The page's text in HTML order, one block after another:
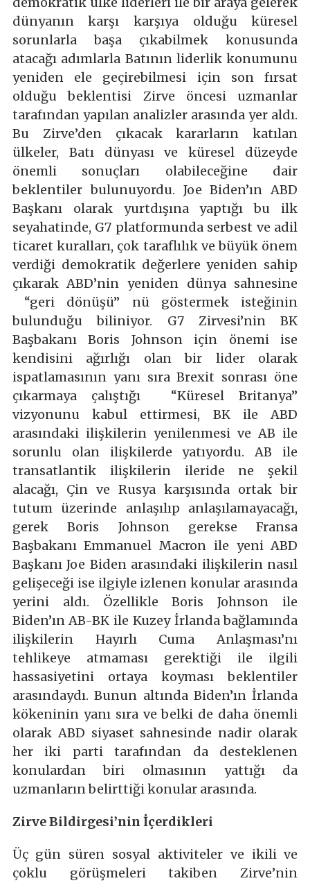
dünyanın karşı karşıya olduğu küresel
sorunlarla başa çıkabilmek konusunda
atacağı adımlarla Batının liderlik konumunu
yeniden ele geçirebilmesi için son fırsat
olduğu beklentisi Zirve öncesi uzmanlar
tarafından yapılan analizler arasında yer aldı.
Bu Zirve’den çıkacak kararların katılan
ülkeler, Batı dünyası ve küresel düzeyde
önemli sonuçları olabileceğine dair
beklentiler bulunuyordu. Joe Biden’ın ABD
Başkanı olarak yurtdışına yaptığı bu ilk
seyahatinde, G7 platformunda serbest ve adil
ticaret kuralları, çok taraflılık ve büyük önem
verdiği demokratik değerlere yeniden sahip
çıkarak ABD’nin yeniden dünya sahnesine
“geri dönüşü” nü göstermek isteğinin
bulunduğu biliniyor. G7 Zirvesi’nin BK
Başbakanı Boris Johnson için önemi ise
kendisini ağırlığı olan bir lider olarak
ispatlamasının yanı sıra Brexit sonrası öne
çıkarmaya çalıştığı “Küresel Britanya”
vizyonunu kabul ettirmesi, BK ile ABD
arasındaki ilişkilerin yenilenmesi ve AB ile
sorunlu olan ilişkilerde yatıyordu. AB ile
transatlantik ilişkilerin ileride ne şekil
alacağı, Çin ve Rusya karşısında ortak bir
tutum üzerinde anlaşılıp anlaşılamayacağı,
gerek Boris Johnson gerekse Fransa
Başbakanı Emmanuel Macron ile yeni ABD
Başkanı Joe Biden arasındaki ilişkilerin nasıl
gelişeceği ise ilgiyle izlenen konular arasında
yerini aldı. Özellikle Boris Johnson ile
Biden’ın AB-BK ile Kuzey İrlanda bağlamında
ilişkilerin Hayırlı Cuma Anlaşması’nı
tehlikeye atmaması gerektiği ile ilgili
hassasiyetini ortaya koyması beklentiler
arasındaydı. Bunun altında Biden’ın İrlanda
kökeninin yanı sıra ve belki de daha önemli
olarak ABD siyaset sahnesinde nadir olarak
her iki parti tarafından da desteklenen
konulardan biri olmasının yattığı da
uzmanların belirttiği konular arasında.
Zirve Bildirgesi’nin İçerdikleri
Üç gün süren sosyal aktiviteler ve ikili ve
çoklu görüşmeleri takiben Zirve’nin